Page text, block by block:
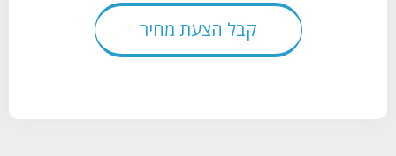
קבל הצעת מחיר